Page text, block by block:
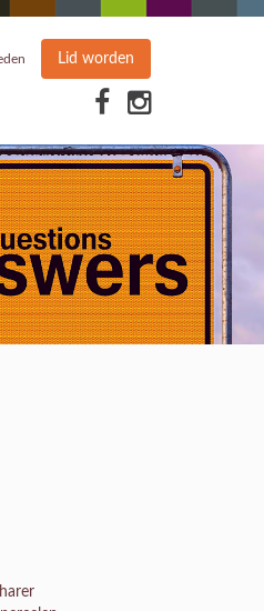
Lid worden